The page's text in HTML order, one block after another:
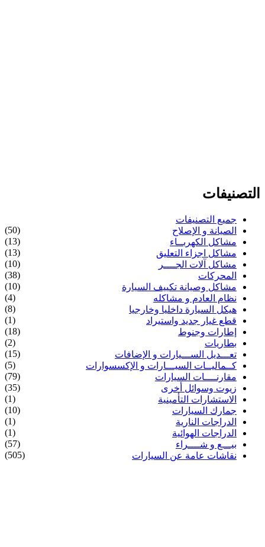
التصنيفات
جميع التصنيفات
الصيانة و الإصلاح
(50)
مشاكل الكهربــاء
(13)
مشاكل اجزاء التعليق
(13)
مشاكل آلات الجــــر
(10)
المحركات
(38)
مشاكل وصيانة تكييف السيارة
(10)
نظام العادم و مشاكله
(4)
هيكل السيارة داخليا وخارجيا
(8)
قطع غيار جديد واستيراد
(1)
إطارات وجنوط
(18)
بطاريات
(2)
تعـــديل الســـيارات و الإضافات
(15)
كــماليــات السيـــارات و الإكسسوارات
(5)
مقارنــــات السيارات
(79)
زيوت وسوائل أخرى
(35)
الاستشارات التأمينية
(1)
جمارك السيارات
(10)
الدراجات النارية
(1)
الدراجات الهوائية
(1)
بيـــع و شــــراء
(57)
نقاشات عامة عن السيارات
(505)